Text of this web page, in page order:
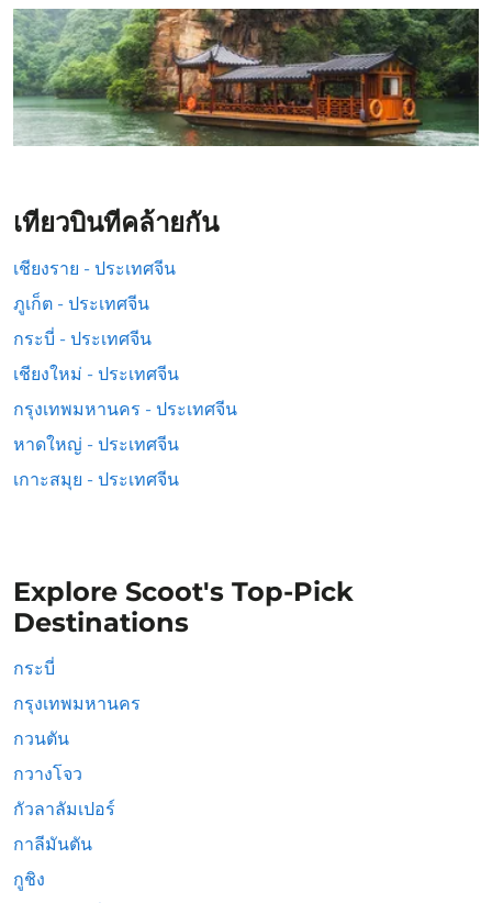
เที่ยวบินที่คล้ายกัน
เชียงราย - ประเทศจีน
ภูเก็ต - ประเทศจีน
กระบี่ - ประเทศจีน
เชียงใหม่ - ประเทศจีน
กรุงเทพมหานคร - ประเทศจีน
หาดใหญ่ - ประเทศจีน
เกาะสมุย - ประเทศจีน
Explore Scoot's Top-Pick
Destinations
กระบี่
กรุงเทพมหานคร
กวนตัน
กวางโจว
กัวลาลัมเปอร์
กาลีมันตัน
กูชิง